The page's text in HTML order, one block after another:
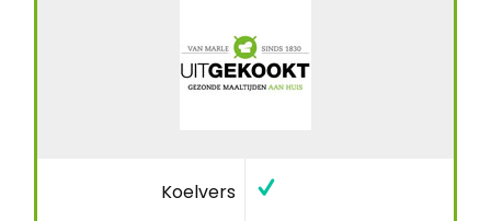
Koelvers